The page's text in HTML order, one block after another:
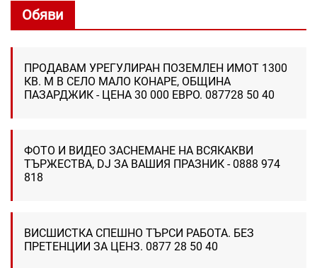
Обяви
ПРОДАВАМ УРЕГУЛИРАН ПОЗЕМЛЕН ИМОТ 1300
КВ. М В СЕЛО МАЛО КОНАРЕ, ОБЩИНА
ПАЗАРДЖИК - ЦЕНА 30 000 ЕВРО. 087728 50 40
ФОТО И ВИДЕО ЗАСНЕМАНЕ НА ВСЯКАКВИ
ТЪРЖЕСТВА, DJ ЗА ВАШИЯ ПРАЗНИК - 0888 974
818
ВИСШИСТКА СПЕШНО ТЪРСИ РАБОТА. БЕЗ
ПРЕТЕНЦИИ ЗА ЦЕНЗ. 0877 28 50 40